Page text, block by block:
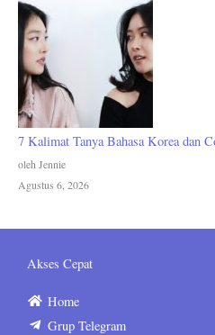
7 Kalimat Tanya Bahasa Korea dan
oleh Jennie
Agustus 6, 2026
Akses Cepat
Home
Grup Telegram